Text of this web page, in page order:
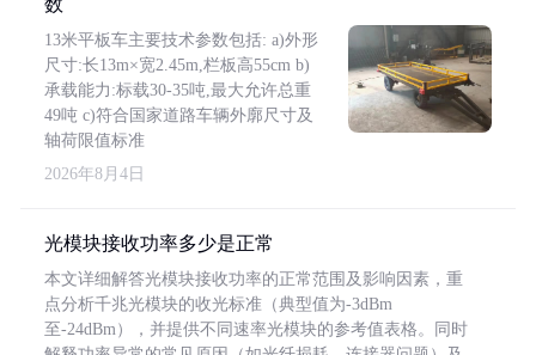
数
13米平板车主要技术参数包括: a)外形
尺寸:长13m×宽2.45m,栏板高55cm b)
承载能力:标载30-35吨,最大允许总重
49吨 c)符合国家道路车辆外廓尺寸及
轴荷限值标准
2026年8月4日
光模块接收功率多少是正常
本文详细解答光模块接收功率的正常范围及影响因素，重
点分析千兆光模块的收光标准（典型值为-3dBm
至-24dBm），并提供不同速率光模块的参考值表格。同时